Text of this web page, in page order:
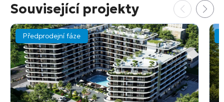
Související projekty
Předprodejní fáze